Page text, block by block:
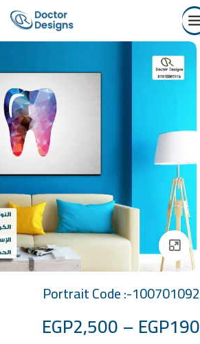
Click to enlarge
Portrait Code :-100701092
EGP190
–
EGP2,500